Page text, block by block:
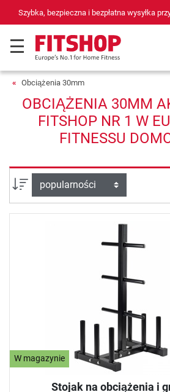
Szybka, bezpieczna i bezpłatna wysyłka
Obciążenia 30mm
OBCIĄŻENIA 30MM
FITSHOP NR 1 W
FITNESSU
sortuj wg:
W magazynie
Stojak na obciążenia i